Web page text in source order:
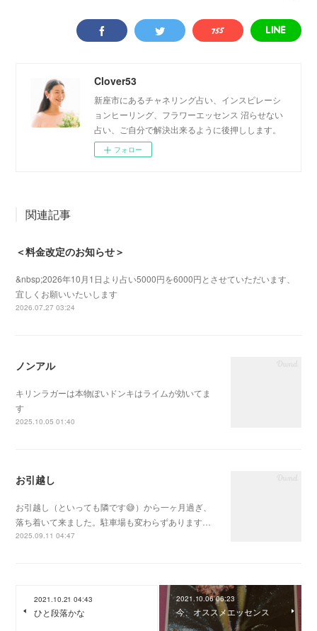
Clover53
新座市にあるチャネリング占い、インスピレーシ
ョンヒーリング、フラワーエッセンス 沼らせない
占い、ご自分で解決出来るように後押しします。
フォロー
関連記事
＜料金改定のお知らせ＞
&nbsp;2026年10月1日より占い5000円を6000円とさせていただいます、
宜しくお願いいたいします
2026.07.27 03:24
ノンアル
キリンラガーは本物ぽいドンキはライムが効いてま
す
2025.10.05 01:40
お引越し
お引越し（といっても隣です😅）から一ヶ月過ぎ、
落ち着いて来ました。駐車場も変わらずあります…
2025.09.11 04:47
2021.10.21 04:43
ひと段落かな
2021.10.06 06:23
今、オススメエッセンス